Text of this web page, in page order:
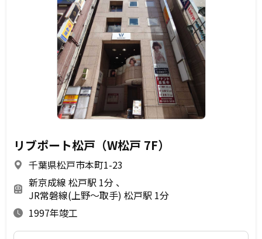
リブポート松戸（W松戸 7F）
千葉県松戸市本町1-23
新京成線 松戸駅 1分
JR常磐線(上野～取手) 松戸駅 1分
1997年竣工